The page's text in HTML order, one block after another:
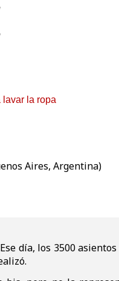
lavar la ropa
Aires, Argentina)
día, los 3500